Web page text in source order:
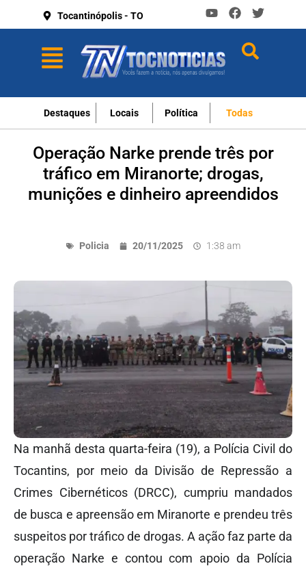
Tocantinópolis - TO
Destaques Locais Política Todas
Operação Narke prende três por
tráfico em Miranorte; drogas,
munições e dinheiro apreendidos
Policia 20/11/2025 1:38 am
Na manhã desta quarta-feira (19), a Polícia Civil do
Tocantins, por meio da Divisão de Repressão a
Crimes Cibernéticos (DRCC), cumpriu mandados
de busca e apreensão em Miranorte e prendeu três
suspeitos por tráfico de drogas. A ação faz parte da
operação Narke e contou com apoio da Polícia